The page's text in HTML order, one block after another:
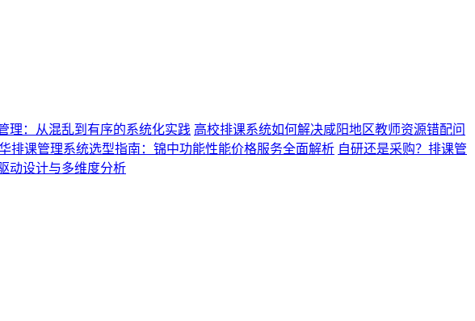
理：从混乱到有序的系统化实践 高校排课系统如何解决咸阳地区教师资源错配问
排课管理系统选型指南：锦中功能性能价格服务全面解析 自研还是采购？排课管
动设计与多维度分析